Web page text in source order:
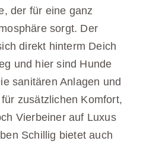
der für eine ganz
sorgt. Der
direkt hinterm Deich
und hier sind Hunde
sanitären Anlagen und
zusätzlichen Komfort,
Vierbeiner auf Luxus
Schillig bietet auch